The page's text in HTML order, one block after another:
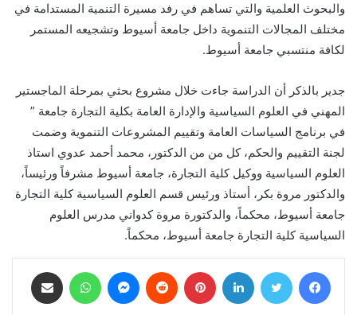
والبحوث العلمية والتي تساهم في رفد مسيرة التنمية المستدامة في
مختلف المجالات التنموية داخل جامعة أسيوط وتشجيعه المستمر
لكافة منتسبي جامعة أسيوط.
جدير بالذكر أن الدراسة جاءت خلال مشروع بحثي بمرحلة الماجستير
المهني في العلوم السياسية والإدارة العامة بكلية التجارة جامعة ”
في برنامج السياسات العامة وتقييم المشروعات التنموية وضمت
لجنة التقييم والحكم، كل من من الدكتور، محمد أحمد عدوي استاذ
العلوم السياسية ووكيل كلية التجارة، جامعة أسيوط مشرفاً ورئيساً،
والدكتور مروة بكر، أستاذ ورئيس قسم العلوم السياسية كلية التجارة
جامعة أسيوط، محكماً، والدكتورة مروة كدواني مدرس العلوم
السياسية كلية التجارة جامعة أسيوط، محكماً.
فيسبوك تويتر لينكدإن بينتيريست ماسنجر واتساب